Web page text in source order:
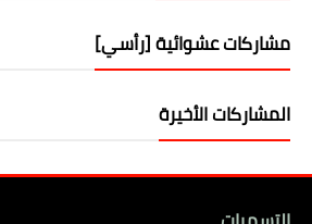
مشاركات عشوائية [رأسي]
المشاركات الأخيرة